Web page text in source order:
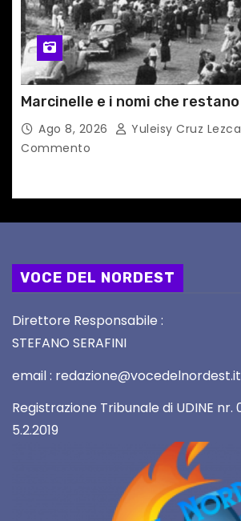
Marcinelle e i nomi che restano
Ago 8, 2026 Yuleisy Cruz
Commento
VOCE DEL NORDEST
Direttore Responsabile :
STEFANO SERAFINI
email : redazione@vocedelnordest.it
Registrazione Tribunale di UDINE nr.
5.2.2019